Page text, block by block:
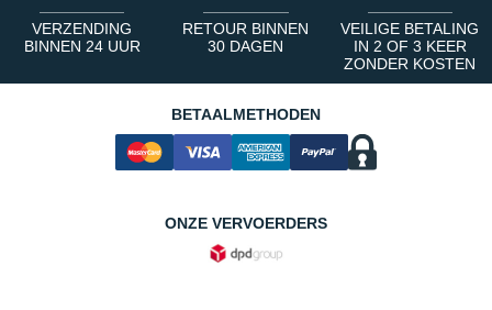
VERZENDING
BINNEN 24 UUR
RETOUR BINNEN
30 DAGEN
VEILIGE BETALING
IN 2 OF 3 KEER
ZONDER KOSTEN
BETAALMETHODEN
ONZE VERVOERDERS